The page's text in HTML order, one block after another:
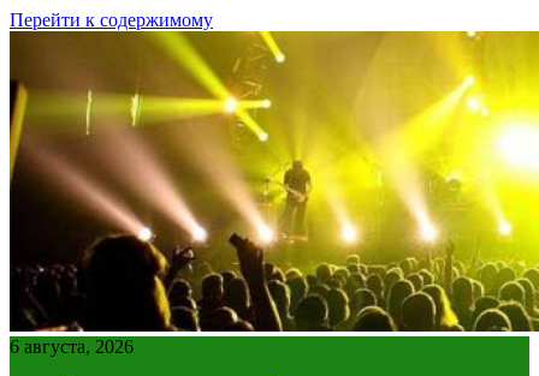
Перейти к содержимому
6 августа, 2026